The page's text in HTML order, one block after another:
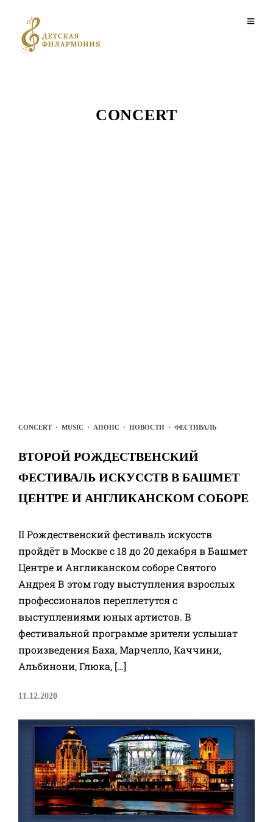
CONCERT
CONCERT· MUSIC · АНОНС · НОВОСТИ · ФЕСТИВАЛЬ
ВТОРОЙ РОЖДЕСТВЕНСКИЙ
ФЕСТИВАЛЬ ИСКУССТВ В БАШМЕТ
ЦЕНТРЕ И АНГЛИКАНСКОМ СОБОРЕ
II Рождественский фестиваль искусств
пройдёт в Москве с 18 до 20 декабря в Башмет
Центре и Англиканском соборе Святого
Андрея В этом году выступления взрослых
профессионалов переплетутся с
выступлениями юных артистов. В
фестивальной программе зрители услышат
произведения Баха, Марчелло, Каччини,
Альбинони, Глюка, […]
11.12.2020